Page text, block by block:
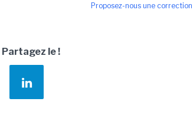
Proposez-nous une correction
Partagez le !